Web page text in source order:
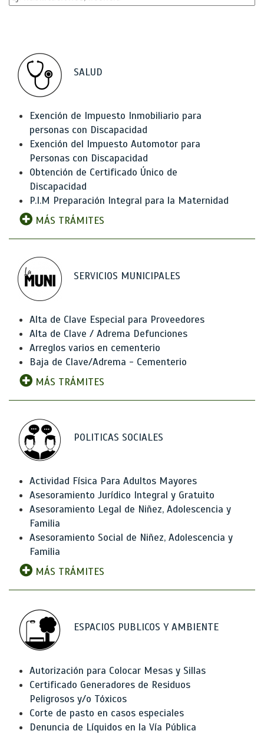
SALUD
Exención de Impuesto Inmobiliario para
personas con Discapacidad
Exención del Impuesto Automotor para
Personas con Discapacidad
Obtención de Certificado Único de
Discapacidad
P.I.M Preparación Integral para la Maternidad
MÁS TRÁMITES
SERVICIOS MUNICIPALES
Alta de Clave Especial para Proveedores
Alta de Clave / Adrema Defunciones
Arreglos varios en cementerio
Baja de Clave/Adrema - Cementerio
MÁS TRÁMITES
POLITICAS SOCIALES
Actividad Física Para Adultos Mayores
Asesoramiento Jurídico Integral y Gratuito
Asesoramiento Legal de Niñez, Adolescencia y
Familia
Asesoramiento Social de Niñez, Adolescencia y
Familia
MÁS TRÁMITES
ESPACIOS PUBLICOS Y AMBIENTE
Autorización para Colocar Mesas y Sillas
Certificado Generadores de Residuos
Peligrosos y/o Tóxicos
Corte de pasto en casos especiales
Denuncia de Líquidos en la Vía Pública